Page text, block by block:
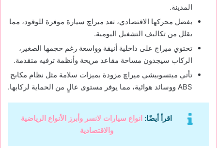
المدينة.
بفضل محركها الاقتصادي، تعد ميراچ سيارة موفرة للوقود، مما
يقلل من تكاليف التشغيل اليومية.
تحتوي ميراچ على داخلية أنيقة وواسعة رغم حجمها الصغير،
الركاب سيجدون مساحة مقاعد مريحة وأنظمة ترفيه متقدمة.
تأتي ميتسوبيشي ميراچ مزودة بميزات سلامة مثل نظام مكابح
ABS ووسائد هوائية، مما يوفر مستوى عالٍ من الحماية لركابها.
اقرأ أيضًا: انواع سيارات لانسر وأبرز الأنواع الرياضية
والاقتصادية